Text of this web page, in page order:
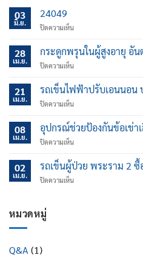
03
มิ.ย.
24049
ปิดความเห็นบน
28
เม.ย.
กระดูกพรุนในผู้สูงอายุ อั
ปิดความเห็นบน
พรุน
ใน
ผู้
อายุ
มาก
ไหน
21
เม.ย.
รถเข็นไฟฟ้าปรับเอนนอน
ปิดความเห็นบน
เข็น
ไฟฟ้า
ปรับ
นอน
นอน
08
เม.ย.
อุปกรณ์ช่วยป้องกันข้อเข่า
ปิดความเห็นบน
ช่วย
ป้องกัน
ข้อ
02
เม.ย.
รถเข็นผู้ป่วย พระราม 2
ปิดความเห็นบน
หมวดหมู่
Q&A(1)